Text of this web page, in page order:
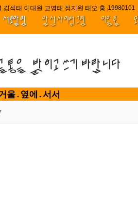
석태 이대원 고영태 정지원 태오 홍 최윤호
19980101
////
서로알림 앞선사이벗그림 이음줄
밝히고 쓰기 바랍니다
울 . 옆에 . 서서